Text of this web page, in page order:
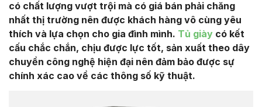
có chất lượng vượt trội mà có giá bán phải chăng
nhất thị trường nên được khách hàng vô cùng yêu
thích và lựa chọn cho gia đình mình. Tủ giày có kết
cấu chắc chắn, chịu được lực tốt, sản xuất theo dây
chuyền công nghệ hiện đại nên đảm bảo được sự
chính xác cao về các thông số kỹ thuật.